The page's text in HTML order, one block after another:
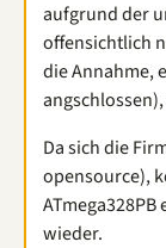
aufgrund der
offensichtlich
die Annahme,
Da sich die
opensource),
wieder.